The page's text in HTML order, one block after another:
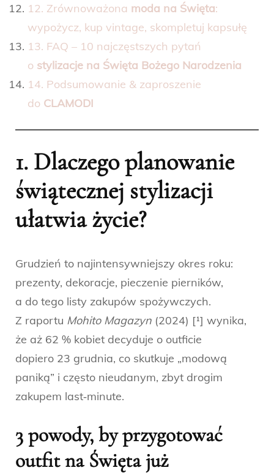
12. Zrównoważona moda na Święta:
wypożycz, kup vintage, skompletuj kapsułę
13. FAQ – 10 najczęstszych pytań
o stylizacje na Święta Bożego Narodzenia
14. Podsumowanie & zaproszenie
do CLAMODI
1. Dlaczego planowanie
świątecznej stylizacji
ułatwia życie?
Grudzień to najintensywniejszy okres roku:
prezenty, dekoracje, pieczenie pierników,
a do tego listy zakupów spożywczych.
Z raportu Mohito Magazyn (2024) [¹] wynika,
że aż 62 % kobiet decyduje o outficie
dopiero 23 grudnia, co skutkuje „modową
paniką” i często nieudanym, zbyt drogim
zakupem last‑minute.
3 powody, by przygotować
outfit na Świętajuż